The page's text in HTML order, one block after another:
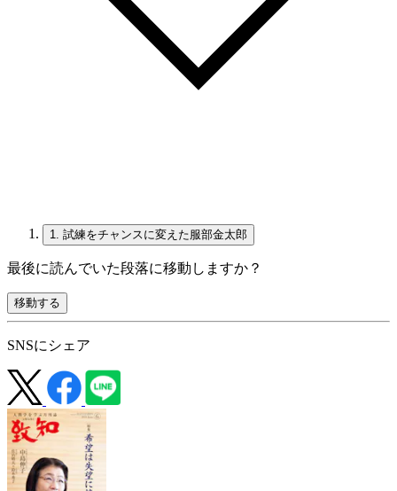
1. 試練をチャンスに変えた服部金太郎
最後に読んでいた段落に移動しますか？
移動する
SNSにシェア